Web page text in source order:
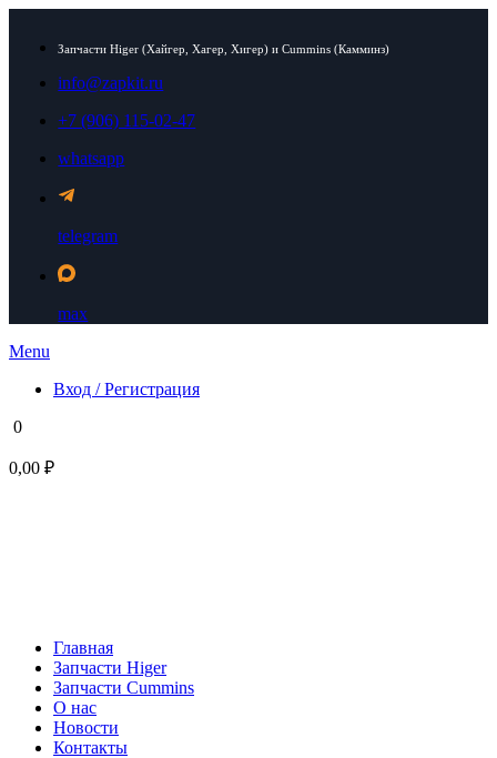
Запчасти Higer (Хайгер, Хагер, Хигер) и Cummins (Камминз)
info@zapkit.ru
+7 (906) 115-02-47
whatsapp
telegram
max
Menu
Вход / Регистрация
0
0,00 ₽
Главная
Запчасти Higer
Запчасти Cummins
О нас
Новости
Контакты